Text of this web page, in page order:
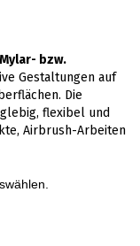
bzw.
Gestaltungen auf
Die
flexibel und
Airbrush-Arbeiten